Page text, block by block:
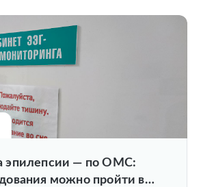
эпилепсии — по ОМС:
можно пройти в